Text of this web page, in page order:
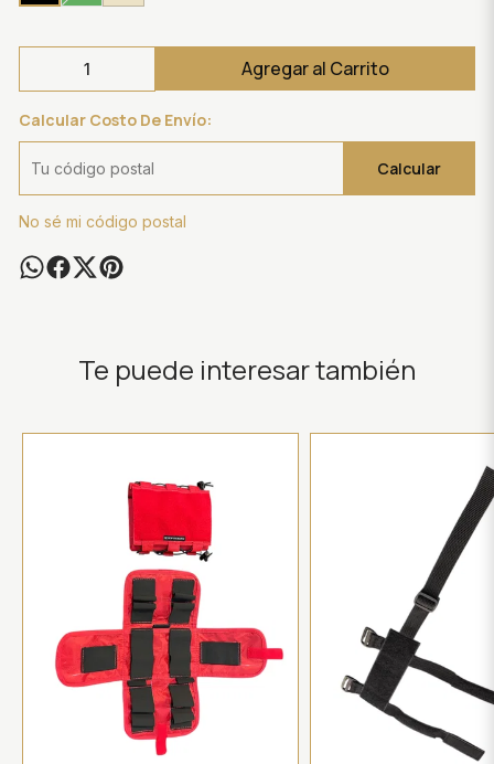
Agregar al Carrito
Calcular Costo De Envío:
Calcular
No sé mi código postal
Te puede interesar también